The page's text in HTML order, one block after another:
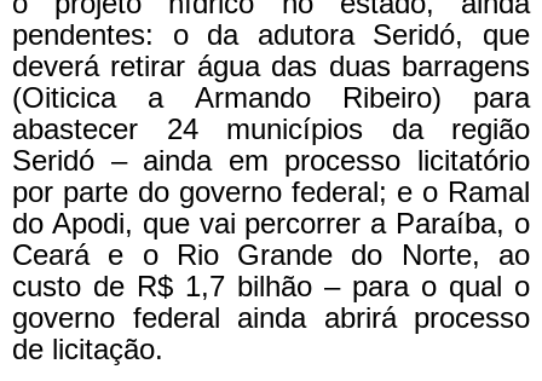
pendentes: o da adutora Seridó, que
deverá retirar água das duas barragens
(Oiticica a Armando Ribeiro) para
abastecer 24 municípios da região
Seridó – ainda em processo licitatório
por parte do governo federal; e o Ramal
do Apodi, que vai percorrer a Paraíba, o
Ceará e o Rio Grande do Norte, ao
custo de R$ 1,7 bilhão – para o qual o
governo federal ainda abrirá processo
de licitação.